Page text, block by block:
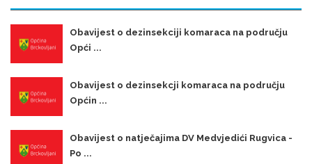
Obavijest o dezinsekciji komaraca na području
Opći ...
Obavijest o dezinsekcji komaraca na području
Općin ...
Obavijest o natječajima DV Medvjedići Rugvica -
Po ...